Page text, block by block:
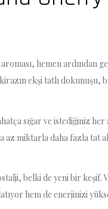
hemen ardından
ekşi tatlı dokunuşu,
sığar ve istediğiniz her
az miktarla daha fazla tat
belki de yeni bir
hem de enerjinizi